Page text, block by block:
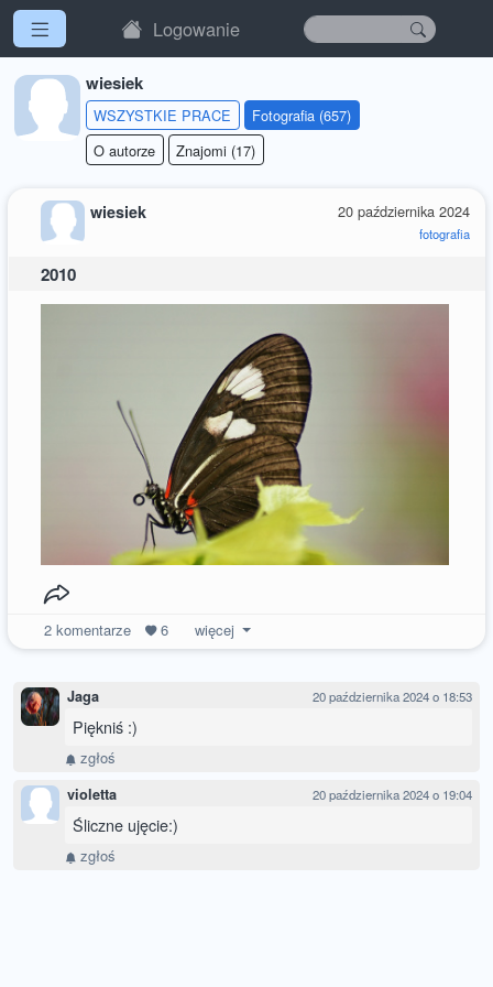
Logowanie
wiesiek
WSZYSTKIE PRACE
Fotografia (657)
O autorze
Znajomi (17)
20 października 2024
fotografia
wiesiek
2010
2komentarze 6 więcej
Jaga 20 października 2024 o 18:53
Piękniś :)
zgłoś
violetta 20 października 2024 o 19:04
Śliczne ujęcie:)
zgłoś